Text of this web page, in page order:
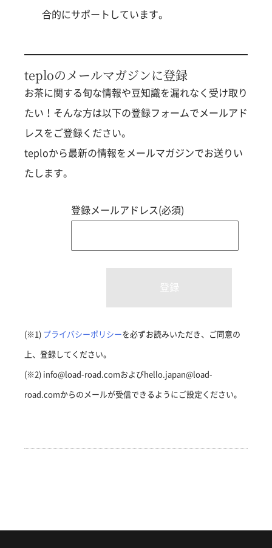
合的にサポートしています。
teploのメールマガジンに登録
お茶に関する旬な情報や豆知識を漏れなく受け取り
たい！そんな方は以下の登録フォームでメールアド
レスをご登録ください。
teploから最新の情報をメールマガジンでお送りい
たします。
登録メールアドレス(必須)
(※1) プライバシーポリシーを必ずお読みいただき、ご同意の
上、登録してください。
(※2) info@load-road.comおよびhello.japan@load-
road.comからのメールが受信できるようにご設定ください。